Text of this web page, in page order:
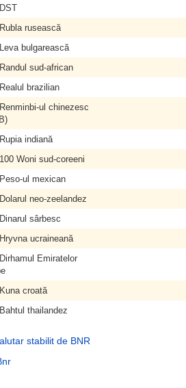
rusească
bulgarească
sud-african
brazilian
ul chinezesc
indiană
Woni sud-coreeni
ul mexican
neo-zeelandez
sârbesc
ucraineană
Emiratelor
croată
thailandez
stabilit de BNR